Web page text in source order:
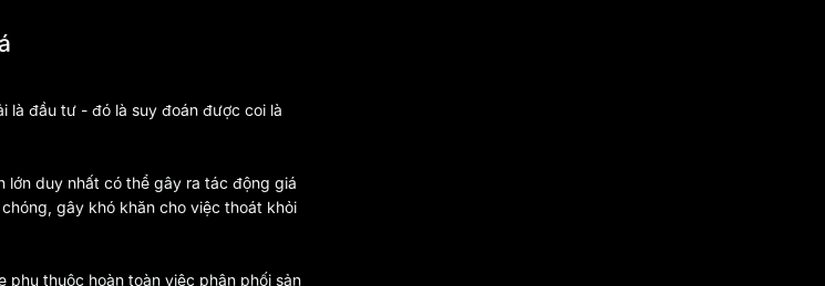
là đầu tư - đó là suy đoán được coi là
lớn duy nhất có thể gây ra tác động giá
gây khó khăn cho việc thoát khỏi
phụ thuộc hoàn toàn việc phân phối sản